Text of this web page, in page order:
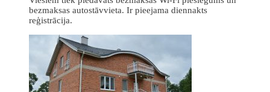
bezmaksas autostāvvieta. Ir pieejama diennakts
reģistrācija.